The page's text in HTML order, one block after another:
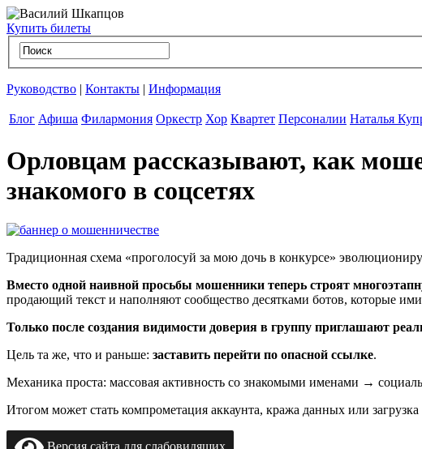
Купить билеты
Руководство | Контакты | Информация
Блог Афиша Филармония Оркестр Хор Квартет Персоналии Наталья
Орловцам рассказывают, как
знакомого в соцсетях
Традиционная схема «проголосуй за мою дочь в конкурсе»
Вместо одной наивной просьбы мошенники теперь строят
продающий текст и наполняют сообщество десятками ботов, которые
Только после создания видимости доверия в группу приглашают
Цель та же, что и раньше: заставить перейти по опасной ссылке.
Механика проста: массовая активность со знакомыми именами →
Итогом может стать компрометация аккаунта, кража данных или